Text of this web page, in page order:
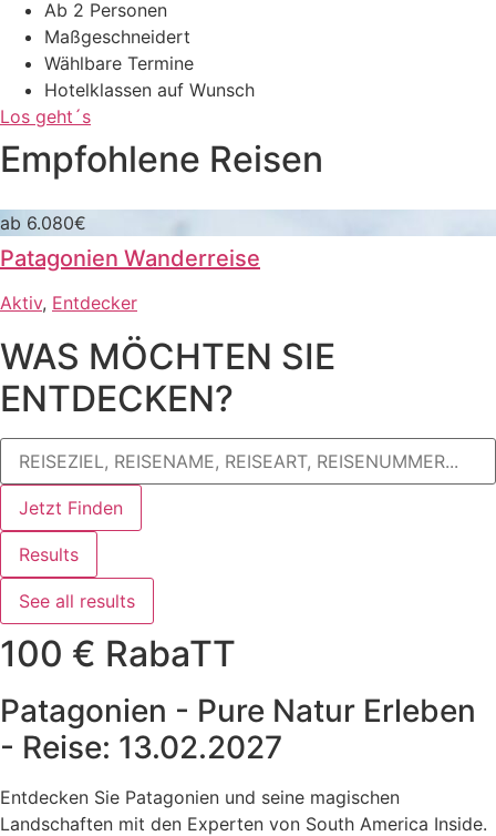
Ab 2 Personen
Maßgeschneidert
Wählbare Termine
Hotelklassen auf Wunsch
Los geht´s
Empfohlene Reisen
ab 6.080€
Patagonien Wanderreise
Aktiv, Entdecker
WAS MÖCHTEN SIE
ENTDECKEN?
Jetzt Finden
Results
See all results
100 € RabaTT
Patagonien - Pure Natur Erleben
- Reise: 13.02.2027
Entdecken Sie Patagonien und seine magischen
Landschaften mit den Experten von South America Inside.